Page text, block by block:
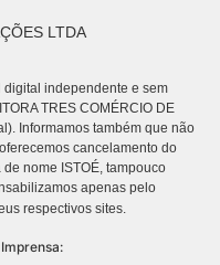
LTDA
digital independente e sem
TRES COMÉRCIO DE
Informamos também que não
cancelamento do
nome ISTOÉ, tampouco
apenas pelo
respectivos sites.